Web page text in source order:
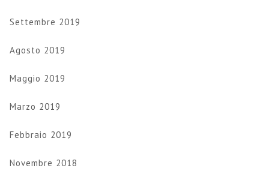
Settembre 2019
Agosto 2019
Maggio 2019
Marzo 2019
Febbraio 2019
Novembre 2018